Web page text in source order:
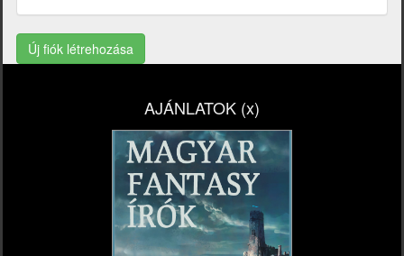
Új fiók létrehozása
AJÁNLATOK (x)